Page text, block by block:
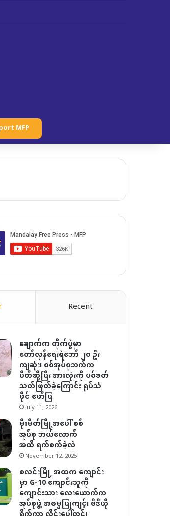
MFP
Recent
ချောက်က တိုက်ပွဲမှာ
တော်လှန်ရေးရဲဘော် ၂၀ ဦး
ကျဆုံး၊ စစ်အုပ်စုဘက်က
ပိတ်ဆို့ပြီး အားလုံးကို ပစ်ခတ်
သတ်ဖြတ်ခဲ့ကြောင်း ရုပ်သံ
ဖိုင် ဖော်ပြ
July 11, 2026
မိုးမိတ်မြို့အပေါ် စစ်
အုပ်စု ဘယ်လောက်
အထိ ရက်စက်ခဲ့လဲ
November 12, 2025
စလင်းမြို့ အထက ကျောင်း
မှာ G-10 ကျောင်းသူကို
ကျောင်းသား လေးယောက်က
အုပ်စုဖွဲ့ အဓမ္မပြုကျင့်၊ ဗီဒီယို